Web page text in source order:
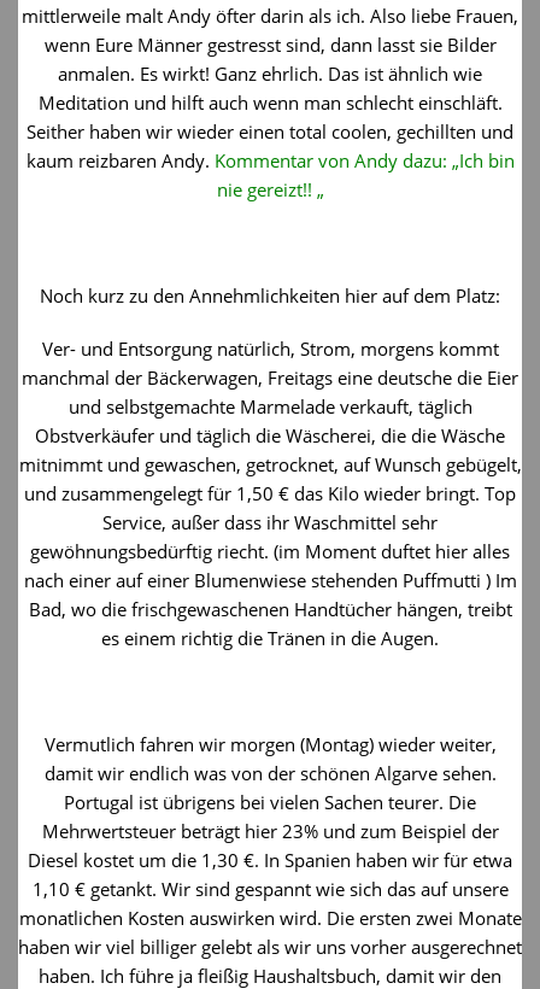
mittlerweile malt Andy öfter darin als ich. Also liebe Frauen,
wenn Eure Männer gestresst sind, dann lasst sie Bilder
anmalen. Es wirkt! Ganz ehrlich. Das ist ähnlich wie
Meditation und hilft auch wenn man schlecht einschläft.
Seither haben wir wieder einen total coolen, gechillten und
kaum reizbaren Andy. Kommentar von Andy dazu: „Ich bin
nie gereizt!! „
Noch kurz zu den Annehmlichkeiten hier auf dem Platz:
Ver- und Entsorgung natürlich, Strom, morgens kommt
manchmal der Bäckerwagen, Freitags eine deutsche die Eier
und selbstgemachte Marmelade verkauft, täglich
Obstverkäufer und täglich die Wäscherei, die die Wäsche
mitnimmt und gewaschen, getrocknet, auf Wunsch gebügelt,
und zusammengelegt für 1,50 € das Kilo wieder bringt. Top
Service, außer dass ihr Waschmittel sehr
gewöhnungsbedürftig riecht. (im Moment duftet hier alles
nach einer auf einer Blumenwiese stehenden Puffmutti ) Im
Bad, wo die frischgewaschenen Handtücher hängen, treibt
es einem richtig die Tränen in die Augen.
Vermutlich fahren wir morgen (Montag) wieder weiter,
damit wir endlich was von der schönen Algarve sehen.
Portugal ist übrigens bei vielen Sachen teurer. Die
Mehrwertsteuer beträgt hier 23% und zum Beispiel der
Diesel kostet um die 1,30 €. In Spanien haben wir für etwa
1,10 € getankt. Wir sind gespannt wie sich das auf unsere
monatlichen Kosten auswirken wird. Die ersten zwei Monate
haben wir viel billiger gelebt als wir uns vorher ausgerechnet
haben. Ich führe ja fleißig Haushaltsbuch, damit wir den